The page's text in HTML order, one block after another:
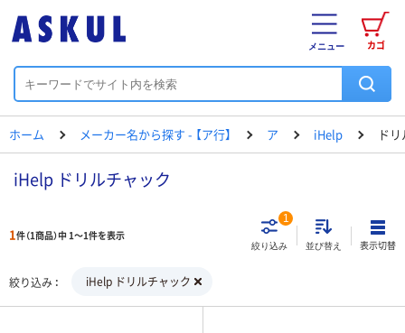
カゴ
メニュー
ホーム メーカー名から探す - 【ア行】 ア iHelp ド
iHelp ドリルチャック
1件（1商品）中 1～1件を表示
絞り込み
1
並び替え 表示切替
絞り込み iHelp ドリルチャック